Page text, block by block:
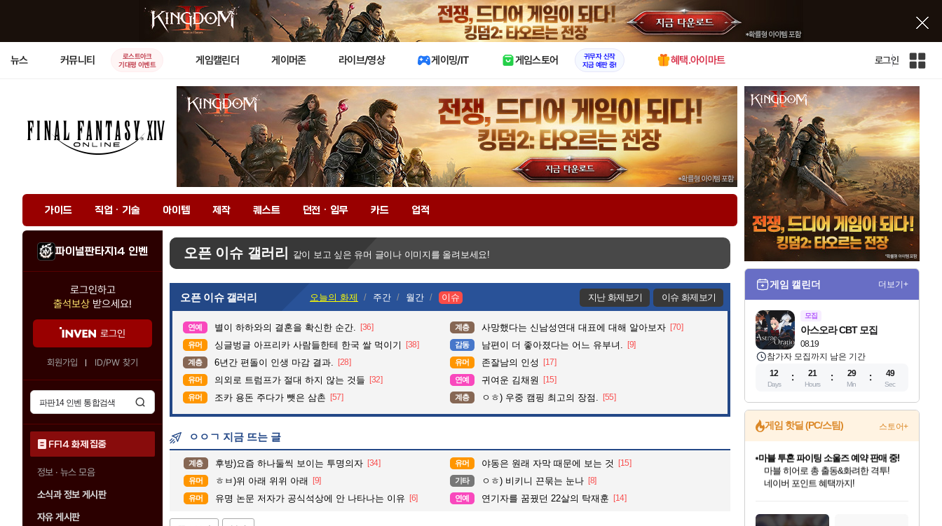
X
뉴스 커뮤니티
로스트아크
기대평 이벤트
게임캘린더 게이머존 라이브/영상 게이밍/IT 게임스토어
귀무자 신작
지금 예판 중!
혜택.아이마트 로그인
인
사
이
트
맵
가이드 직업 · 기술 아이템 제작 퀘스트 던전 · 임무 카드 업적
파이널판타지14 인벤
로그인하고
출석보상 받으세요!
로그인
회원가입 ID/PW 찾기
FF14 화제 집중
정보 · 뉴스 모음
소식과 정보 게시판
자유 게시판
오픈 이슈 갤러리 같이 보고 싶은 유머 글이나 이미지를 올려보세요!
오픈 이슈 갤러리 오늘의 화제 주간 월간 이슈 지난 화제보기 이슈 화제보기
연예 별이 하하와의 결혼을 확신한 순간. [36] 계층 사망했다는 신남성연대 대표에 대해 알아보자 [70]
유머 싱글벙글 아프리카 사람들한테 한국 쌀 먹이기 [38] 감동 남편이 더 좋아졌다는 어느 유부녀. [9]
계층 6년간 편돌이 인생 마감 결과. [28] 유머 존잘남의 인성 [17]
유머 의외로 트럼프가 절대 하지 않는 것들 [32] 연예 귀여운 김채원 [15]
유머 조카 용돈 주다가 뺏은 삼촌 [57] 계층 ㅇㅎ) 우중 캠핑 최고의 장점. [55]
ㅇㅇㄱ 지금 뜨는 글
계층 후방)요즘 하나둘씩 보이는 투명의자 [34] 유머 야동은 원래 자막 때문에 보는 것 [15]
유머 ㅎㅂ)위 아래 위위 아래 [9] 기타 ㅇㅎ) 비키니 끈묶는 눈나 [8]
유머 유명 논문 저자가 공식석상에 안 나타나는 이유 [6] 연예 연기자를 꿈꿨던 22살의 탁재훈 [14]
게임 캘린더 더보기+
모집
08.19
아스오라 CBT 모집
참가자 모집까지 남은 기간
12
Days
21
Hours
29
Min
48
Sec
게임 핫딜 (PC/스팀) 스토어+
네이버혜택과 함께 만나보세요!
50%할인&추가 적립까지!
이니&베니 혜택까지!
네이버 혜택가와 함께 예약하세요!
할인&네이버혜택으로 만나보세요!
네이버페이 혜택과 만나보세요!
40주년 프로모션으로 만나보세요!
마블 투혼 파이팅 소울즈 예약 판매 중!
마블 히어로 총 출동&화려한 격투!
네이버 포인트 혜택까지!
할인가에 만나보세요!
일부 에디션 상시 할인!
혜택으로 예약 판매 중
편안하게 충전하세요